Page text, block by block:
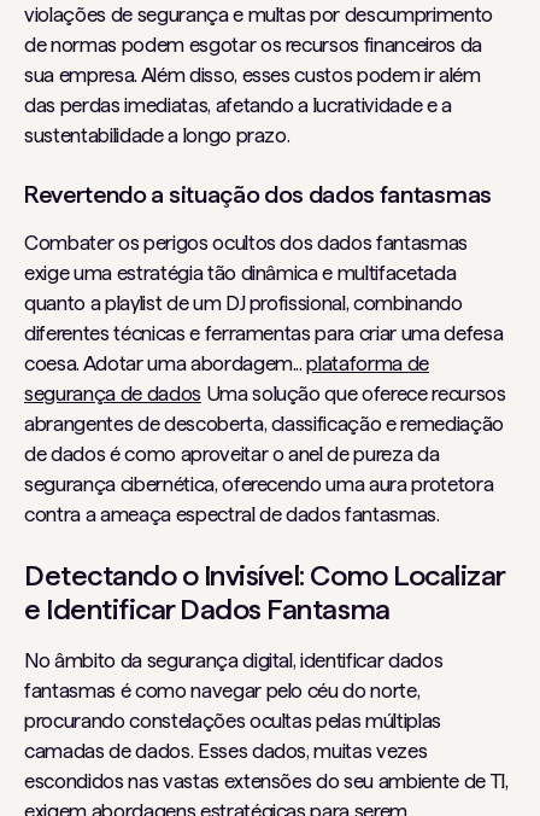
violações de segurança e multas por descumprimento
de normas podem esgotar os recursos financeiros da
sua empresa. Além disso, esses custos podem ir além
das perdas imediatas, afetando a lucratividade e a
sustentabilidade a longo prazo.
Revertendo a situação dos dados fantasmas
Combater os perigos ocultos dos dados fantasmas
exige uma estratégia tão dinâmica e multifacetada
quanto a playlist de um DJ profissional, combinando
diferentes técnicas e ferramentas para criar uma defesa
coesa. Adotar uma abordagem...plataforma de
segurança de dadosUma solução que oferece recursos
abrangentes de descoberta, classificação e remediação
de dados é como aproveitar o anel de pureza da
segurança cibernética, oferecendo uma aura protetora
contra a ameaça espectral de dados fantasmas.
Detectando o Invisível: Como Localizar
e Identificar Dados Fantasma
No âmbito da segurança digital, identificar dados
fantasmas é como navegar pelo céu do norte,
procurando constelações ocultas pelas múltiplas
camadas de dados. Esses dados, muitas vezes
escondidos nas vastas extensões do seu ambiente de TI,
exigem abordagens estratégicas para serem